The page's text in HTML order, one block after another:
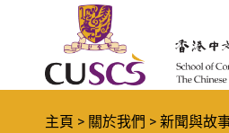
Skip to main content
The Chinese Univeristy of
主頁 關於我們 新聞與故